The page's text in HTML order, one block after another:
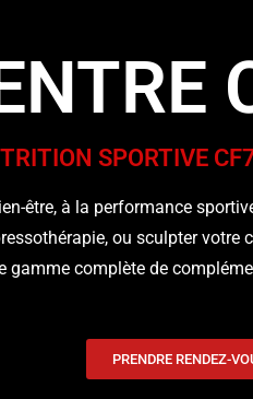
SPORTIVE
être, à la performance
ou sculpter
gamme complète de
PRENDRE RENDEZ-